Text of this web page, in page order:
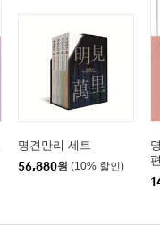
명견만리 세트
56,880원 (10% 할인)